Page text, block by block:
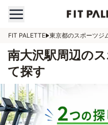
FIT PALETTE 東京都のスポーツジ
南大沢駅周辺の
て探す